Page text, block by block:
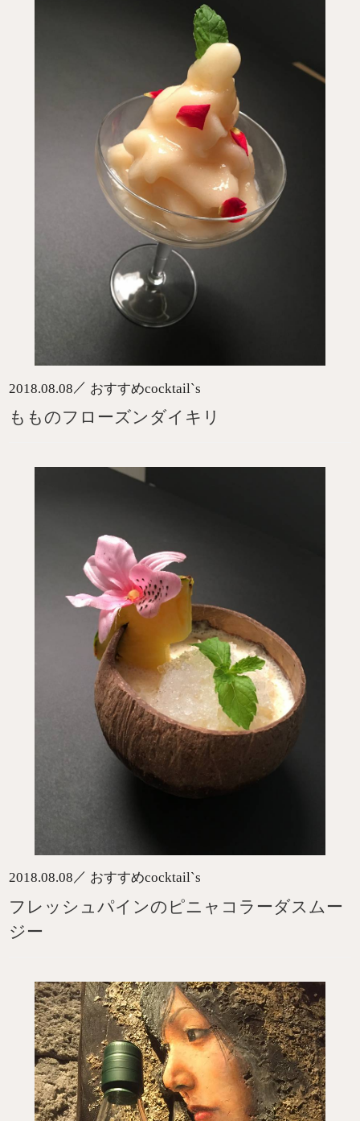
2018.08.08 ／ おすすめcocktail`s
もものフローズンダイキリ
2018.08.08 ／ おすすめcocktail`s
フレッシュパインのピニャコラーダスムー
ジー